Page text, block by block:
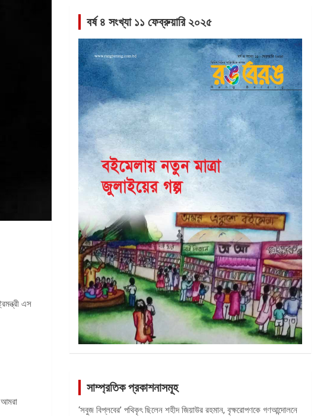
এস
আমরা
বর্ষ ৪ সংখ্যা ১১ ফেব্রুয়ারি ২০২৫
সাম্প্রতিক প্রকাশনাসমূহ
‘সবুজ বিপ্লবের’ পথিকৃৎ ছিলেন শহীদ জিয়াউর রহমান, বৃক্ষরোপণকে গণআন্দোলনে